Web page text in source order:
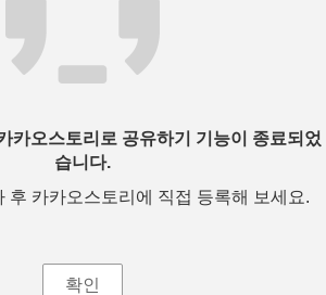
카오스토리로 공유하기 기능이 종료되었
습니다.
후 카카오스토리에 직접 등록해 보세요.
확인